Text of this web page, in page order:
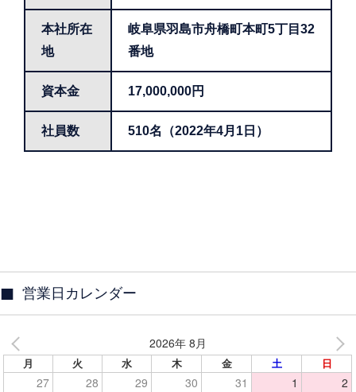
本社所在
地
岐阜県羽島市舟橋町本町5丁目32
番地
資本金 17,000,000円
社員数 510名（2022年4月1日）
営業日カレンダー
2026年 8月
月 火 水 木 金 土 日
27 28 29 30 31 1 2